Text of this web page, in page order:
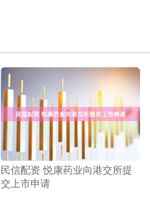
民信配资 悦康药业向港交所提
交上市申请